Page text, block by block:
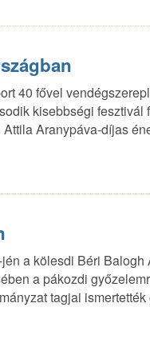
40 fővel
kisebbségi
Aranypáva-díjas
a kölesdi Béri
a pákozdi
tagjai